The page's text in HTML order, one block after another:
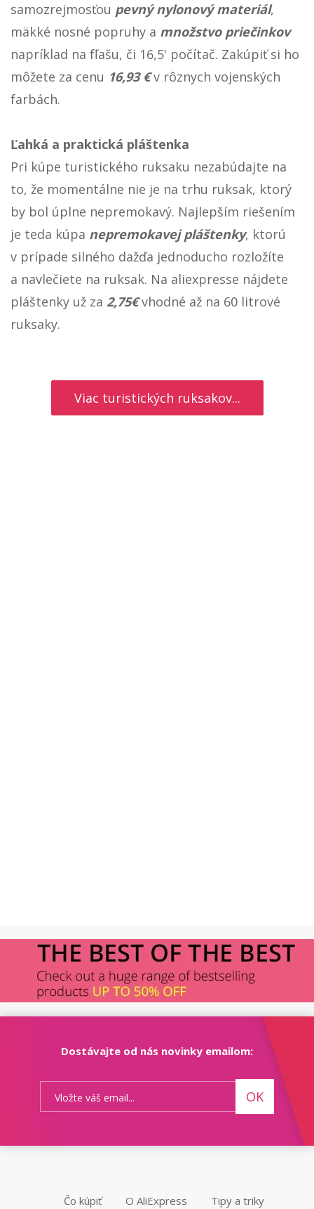
samozrejmosťou pevný nylonový materiál,
mäkké nosné popruhy a množstvo priečinkov
napríklad na fľašu, či 16,5' počítač. Zakúpiť si ho
môžete za cenu 16,93 €v rôznych vojenských
farbách.
Ľahká a praktická pláštenka
Pri kúpe turistického ruksaku nezabúdajte na
to, že momentálne nie je na trhu ruksak, ktorý
by bol úplne nepremokavý. Najlepším riešením
je teda kúpa nepremokavej pláštenky, ktorú
v prípade silného dažďa jednoducho rozložíte
a navlečiete na ruksak. Na aliexpresse nájdete
pláštenky už za 2,75€vhodné až na 60 litrové
ruksaky.
Viac turistických ruksakov...
Dostávajte od nás novinky emailom:
OK
Čo kúpiť O AliExpress Tipy a triky